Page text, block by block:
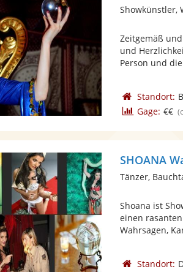
Showkünstler,
Zeitgemäß
und
Person und
Standort:
Gage: €€
SHOANA
Tänzer,
Shoana ist
einen
Wahrsagen,
Standort: